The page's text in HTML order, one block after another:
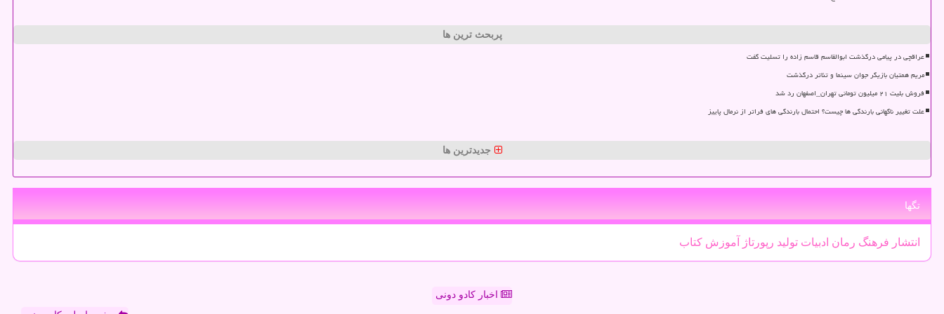
پربحث ترین ها
عراقچی در پیامی درگذشت ابوالقاسم قاسم زاده را تسلیت گفت
مریم همتیان بازیگر جوان سینما و تئاتر درگذشت
فروش بلیت ۲۱ میلیون تومانی تهران_اصفهان رد شد
علت تغییر ناگهانی بارندگی ها چیست؟ احتمال بارندگی های فراتر از نرمال پاییز
جدیدترین ها
تگها
انتشار فرهنگ رمان ادبیات تولید رپورتاژ آموزش كتاب
اخبار کادو دونی